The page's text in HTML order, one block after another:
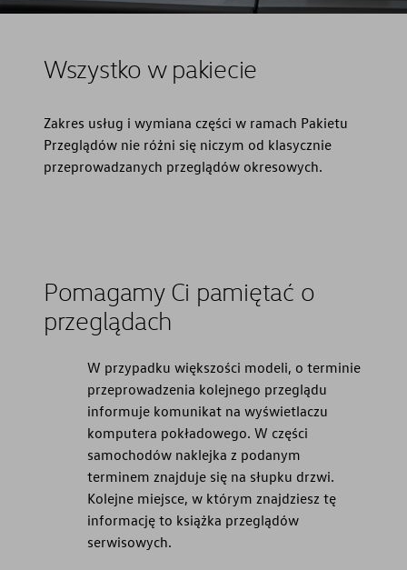
Wszystko w pakiecie
Zakres usług i wymiana części w ramach Pakietu
Przeglądów nie różni się niczym od klasycznie
przeprowadzanych przeglądów okresowych.
Pomagamy Ci pamiętać o
przeglądach
W przypadku większości modeli, o terminie
przeprowadzenia kolejnego przeglądu
informuje komunikat na wyświetlaczu
komputera pokładowego. W części
samochodów naklejka z podanym
terminem znajduje się na słupku drzwi.
Kolejne miejsce, w którym znajdziesz tę
informację to książka przeglądów
serwisowych.